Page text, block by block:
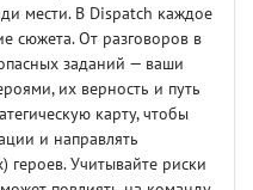
мести. В Dispatch каждое
сюжета. От разговоров в
заданий — ваши
их верность и путь
карту, чтобы
и направлять
Учитывайте риски